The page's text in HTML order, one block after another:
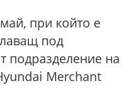
при който е
под
подразделение на
Merchant